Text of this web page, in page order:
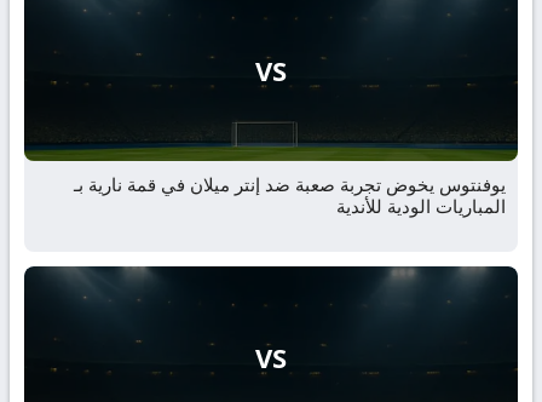
VS
يوفنتوس يخوض تجربة صعبة ضد إنتر ميلان في قمة نارية بـ
المباريات الودية للأندية
VS